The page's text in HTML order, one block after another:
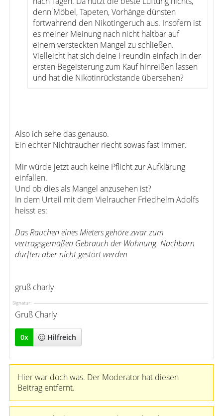
denn Möbel, Tapeten, Vorhänge dünsten
fortwahrend den Nikotingeruch aus. Insofern ist
es meiner Meinung nach nicht haltbar auf
einem versteckten Mangel zu schließen.
Vielleicht hat sich deine Freundin einfach in der
ersten Begeisterung zum Kauf hinreißen lassen
und hat die Nikotinrückstande übersehen?
Also ich sehe das genauso.
Ein echter Nichtraucher riecht sowas fast immer.
Mir würde jetzt auch keine Pflicht zur Aufklärung
einfallen.
Und ob dies als Mangel anzusehen ist?
In dem Urteil mit dem Vielraucher Friedhelm Adolfs
heisst es:
Das Rauchen eines Mieters gehöre zwar zum
vertragsgemäßen Gebrauch der Wohnung. Nachbarn
dürften aber nicht gestört werden
gruß charly
Signatur:
Gruß Charly
0x Hilfreich
Hier war doch was. Der Moderator hat diesen
Beitrag entfernt.